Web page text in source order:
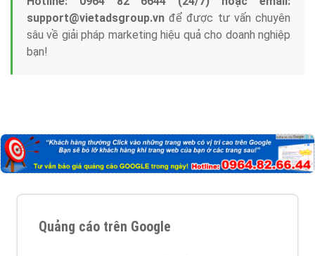
đến cho khách hàng sản phẩm/ dịch vụ chất
lượng.